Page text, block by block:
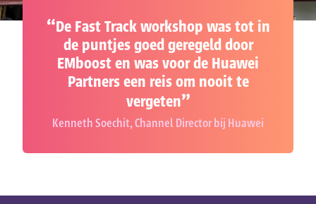
De Fast Track workshop was tot in
de puntjes goed geregeld door
EMboost en was voor de Huawei
Partners een reis om nooit te
vergeten
Kenneth Soechit, Channel Director bij Huawei